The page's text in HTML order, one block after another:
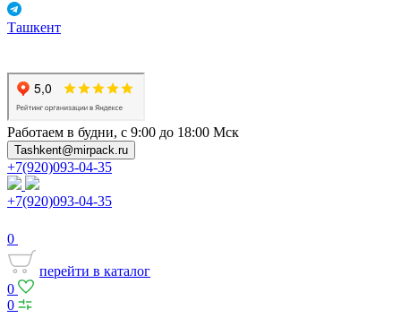
Ташкент
Работаем в будни, с 9:00 до 18:00 Мск
Tashkent@mirpack.ru
+7(920)093-04-35
+7(920)093-04-35
0
перейти в каталог
0
0